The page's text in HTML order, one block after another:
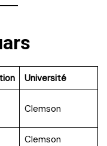
Université
Clemson
Clemson